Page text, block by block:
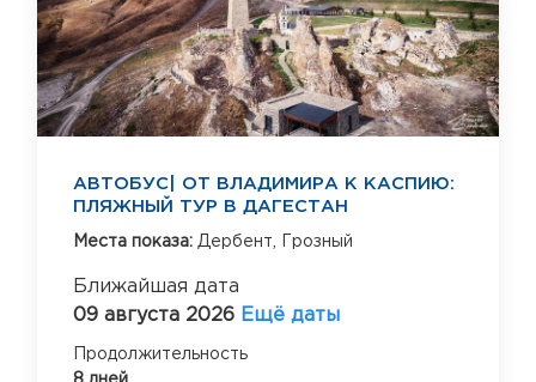
АВТОБУС| ОТ ВЛАДИМИРА К КАСПИЮ:
ПЛЯЖНЫЙ ТУР В ДАГЕСТАН
Места показа: Дербент, Грозный
Ближайшая дата
09 августа 2026 Ещё даты
Продолжительность